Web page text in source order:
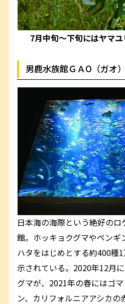
7月中旬～下旬にはヤマユ
男鹿水族館ＧＡО（ガオ）
日本海の海際という絶好の
館。ホッキョクグマやペンギ
ハタをはじめとする約400種
示されている。2020年12月
グマが、2021年の春にはゴ
ン、カリフォルニアアシカの